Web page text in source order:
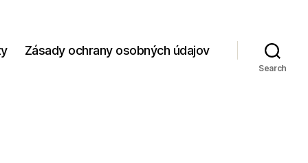
Zásady ochrany osobných údajov
Search